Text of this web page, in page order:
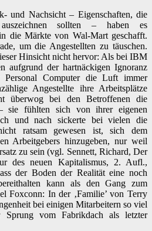
und Nachsicht – Eigenschaften, die
sollten – haben es
die Märkte von Wal-Mart geschafft.
um die Angestellten zu täuschen.
Hinsicht nicht hervor: Als bei IBM
aufgrund der hartnäckigen Ignoranz
Personal Computer die Luft immer
Angestellte ihre Arbeitsplätze
überwog bei den Betroffenen die
sie fühlten sich von ihrer eigenen
und nach sickerte bei vielen die
ratsam gewesen ist, sich dem
Arbeitgebers hinzugeben, nur weil
zu sein (vgl. Sennett, Richard, Der
des neuen Kapitalismus, 2. Aufl.,
der Boden der Realität eine noch
kann als den Gang zum
Foxconn: In der ‚Familie’ von Terry
bei einigen Mitarbeitern so viel
Sprung vom Fabrikdach als letzter